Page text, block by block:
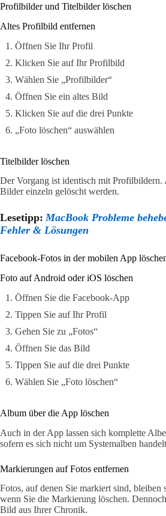
Profilbilder und Titelbilder löschen
Altes Profilbild entfernen
Öffnen Sie Ihr Profil
Klicken Sie auf Ihr Profilbild
Wählen Sie „Profilbilder“
Öffnen Sie ein altes Bild
Klicken Sie auf die drei Punkte
„Foto löschen“ auswählen
Titelbilder löschen
Der Vorgang ist identisch mit Profilbildern.
Bilder einzeln gelöscht werden.
Lesetipp: MacBook Probleme
Fehler & Lösungen
Facebook-Fotos in der mobilen App
Foto auf Android oder iOS löschen
Öffnen Sie die Facebook-App
Tippen Sie auf Ihr Profil
Gehen Sie zu „Fotos“
Öffnen Sie das Bild
Tippen Sie auf die drei Punkte
Wählen Sie „Foto löschen“
Album über die App löschen
Auch in der App lassen sich komplette
sofern es sich nicht um Systemalben
Markierungen auf Fotos entfernen
Fotos, auf denen Sie markiert sind, bleiben
wenn Sie die Markierung löschen.
Bild aus Ihrer Chronik.